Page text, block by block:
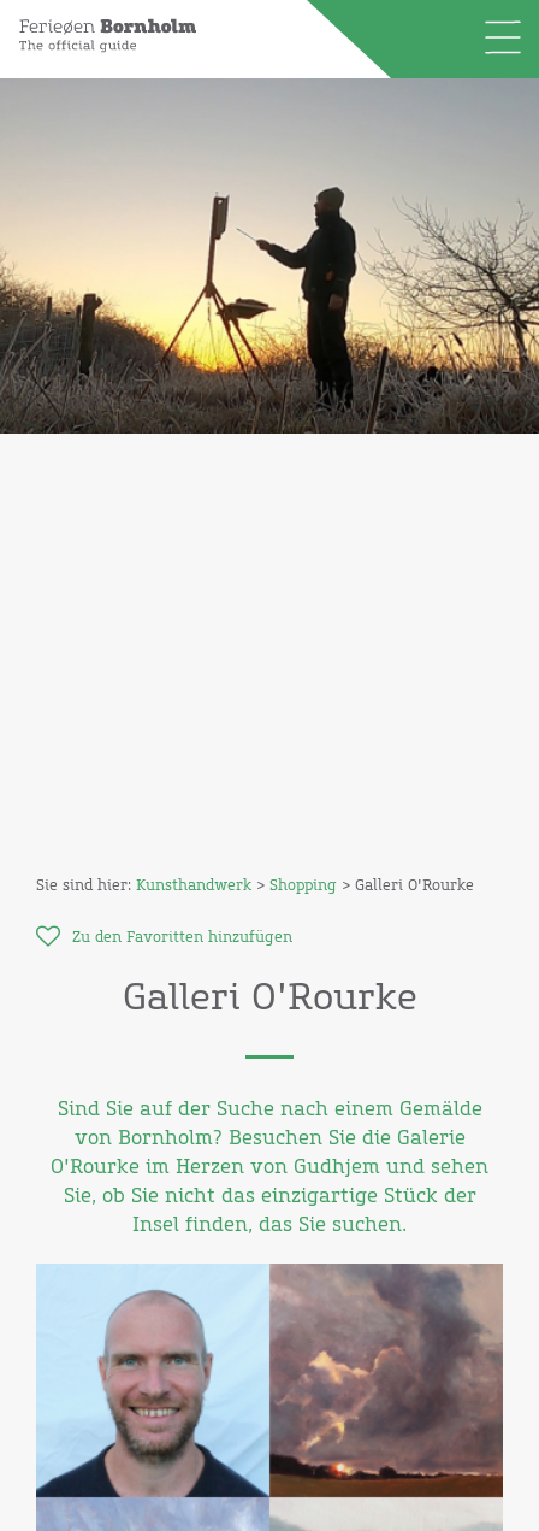
Sie sind hier: Kunsthandwerk > Shopping > Galleri O'Rourke
Zu den Favoritten hinzufügen
Galleri O'Rourke
Sind Sie auf der Suche nach einem Gemälde
von Bornholm? Besuchen Sie die Galerie
O'Rourke im Herzen von Gudhjem und sehen
Sie, ob Sie nicht das einzigartige Stück der
Insel finden, das Sie suchen.